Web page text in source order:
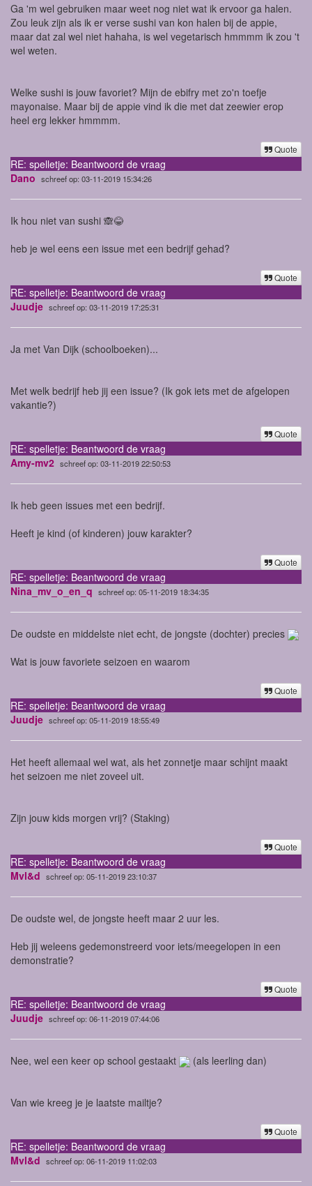
Ga 'm wel gebruiken maar weet nog niet wat ik ervoor ga halen.
Zou leuk zijn als ik er verse sushi van kon halen bij de appie,
maar dat zal wel niet hahaha, is wel vegetarisch hmmmm ik zou 't
wel weten.
Welke sushi is jouw favoriet? Mijn de ebifry met zo'n toefje
mayonaise. Maar bij de appie vind ik die met dat zeewier erop
heel erg lekker hmmmm.
Quote
RE: spelletje: Beantwoord de vraag
Dano schreef op: 03-11-2019 15:34:26
Ik hou niet van sushi 🙈😂
heb je wel eens een issue met een bedrijf gehad?
Quote
RE: spelletje: Beantwoord de vraag
Juudje schreef op: 03-11-2019 17:25:31
Ja met Van Dijk (schoolboeken)...
Met welk bedrijf heb jij een issue? (Ik gok iets met de afgelopen
vakantie?)
Quote
RE: spelletje: Beantwoord de vraag
Amy-mv2 schreef op: 03-11-2019 22:50:53
Ik heb geen issues met een bedrijf.
Heeft je kind (of kinderen) jouw karakter?
Quote
RE: spelletje: Beantwoord de vraag
Nina_mv_o_en_q schreef op: 05-11-2019 18:34:35
De oudste en middelste niet echt, de jongste (dochter) precies
Wat is jouw favoriete seizoen en waarom
Quote
RE: spelletje: Beantwoord de vraag
Juudje schreef op: 05-11-2019 18:55:49
Het heeft allemaal wel wat, als het zonnetje maar schijnt maakt
het seizoen me niet zoveel uit.
Zijn jouw kids morgen vrij? (Staking)
Quote
RE: spelletje: Beantwoord de vraag
Mvl&d schreef op: 05-11-2019 23:10:37
De oudste wel, de jongste heeft maar 2 uur les.
Heb jij weleens gedemonstreerd voor iets/meegelopen in een
demonstratie?
Quote
RE: spelletje: Beantwoord de vraag
Juudje schreef op: 06-11-2019 07:44:06
Nee, wel een keer op school gestaakt (als leerling dan)
Van wie kreeg je je laatste mailtje?
Quote
RE: spelletje: Beantwoord de vraag
Mvl&d schreef op: 06-11-2019 11:02:03